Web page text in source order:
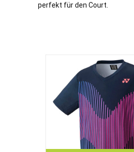
perfekt für den Court.